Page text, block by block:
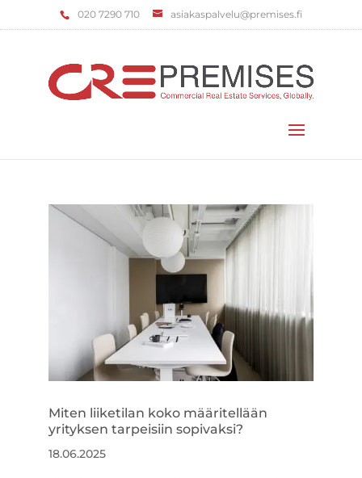
‌020 7290 710 asiakaspalvelu@premises.fi
Miten liiketilan koko määritellään
yrityksen tarpeisiin sopivaksi?
18.06.2025